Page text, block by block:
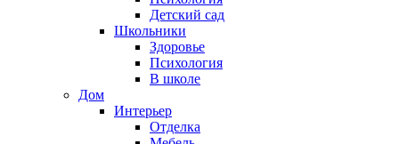
Детский сад
Школьники
Здоровье
Психология
В школе
Дом
Интерьер
Отделка